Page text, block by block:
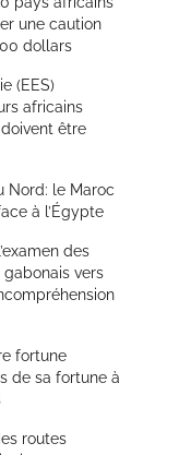
une caution
dollars
(EES)
africains
être
Nord: le Maroc
à l’Égypte
des
vers
fortune
de sa fortune à
routes